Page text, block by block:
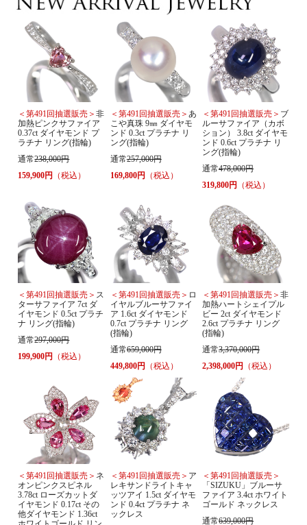
＜第491回抽選販売＞非
加熱ピンクサファイア
0.37ct ダイヤモンド プ
ラチナ リング(指輪)
通常238,000円
159,900円 （税込）
＜第491回抽選販売＞ あ
こや真珠 9㎜ ダイヤモ
ンド 0.3ct プラチナ リ
ング(指輪)
通常257,000円
169,800円 （税込）
＜第491回抽選販売＞ ブ
ルーサファイア（カボ
ション） 3.8ct ダイヤモ
ンド 0.6ct プラチナ リ
ング(指輪)
通常478,000円
319,800円 （税込）
＜第491回抽選販売＞ ス
ターサファイア 7ct ダ
イヤモンド 0.5ct プラチ
ナ リング(指輪)
通常297,000円
199,900円
（税込）
＜第491回抽選販売＞ ロ
イヤルブルーサファイ
ア 1.6ct ダイヤモンド
0.7ct プラチナ リング
(指輪)
通常659,000円
449,800円
（税込）
＜第491回抽選販売＞非
加熱ハートシェイプル
ビー 2ct ダイヤモンド
2.6ct プラチナ リング
(指輪)
通常3,370,000円
2,398,000円
（税込）
＜第491回抽選販売＞ ネ
オンピンクスピネル
3.78ct ローズカットダ
イヤモンド 0.17ct その
他ダイヤモンド 1.36ct
＜第491回抽選販売＞ ア
レキサンドライトキャ
ッツアイ 1.5ct ダイヤモ
ンド 0.4ct プラチナ ネ
ックレス
＜第491回抽選販売＞
「SIZUKU」ブルーサ
ファイア 3.4ct ホワイト
ゴールド ネックレス
通常639,000円